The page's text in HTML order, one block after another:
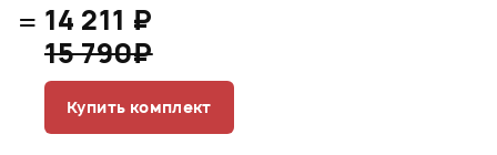
= 14 211 ₽
15 790₽
Купить комплект